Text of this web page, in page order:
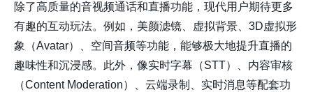
除了高质量的音视频通话和直播功能，现代用户期待更多
有趣的互动玩法。例如，美颜滤镜、虚拟背景、3D虚拟形
象（Avatar）、空间音频等功能，能够极大地提升直播的
趣味性和沉浸感。此外，像实时字幕（STT）、内容审核
（Content Moderation）、云端录制、实时消息等配套功